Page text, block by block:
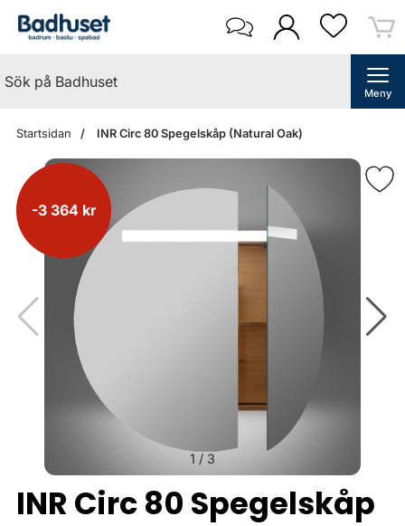
Meny
Startsidan INR Circ 80 Spegelskåp (Natural Oak)
-3 364 kr
1 / 3
INR Circ 80 Spegelskåp